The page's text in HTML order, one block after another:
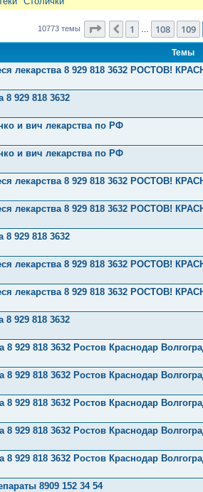
10773 темы Страница 110из 431
Пред.
1 108 109
Темы
лекарства 8 929 818 3632 РОСТОВ!
8 929 818 3632
и вич лекарства по РФ
и вич лекарства по РФ
лекарства 8 929 818 3632 РОСТОВ!
лекарства 8 929 818 3632 РОСТОВ!
8 929 818 3632
лекарства 8 929 818 3632 РОСТОВ!
лекарства 8 929 818 3632 РОСТОВ!
8 929 818 3632
8 929 818 3632 Ростов Краснодар
8 929 818 3632 Ростов Краснодар
8 929 818 3632 Ростов Краснодар
8 929 818 3632 Ростов Краснодар
8 929 818 3632 Ростов Краснодар
8909 152 34 54